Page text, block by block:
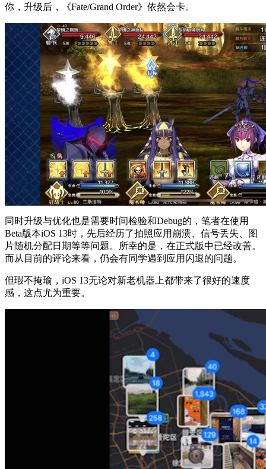
你，升级后，《Fate/Grand Order》依然会卡。
同时升级与优化也是需要时间检验和Debug的，笔者在使用
Beta版本iOS 13时，先后经历了拍照应用崩溃、信号丢失、图
片随机分配日期等等问题。所幸的是，在正式版中已经改善。
而从目前的评论来看，仍会有同学遇到应用闪退的问题。
但瑕不掩瑜，iOS 13无论对新老机器上都带来了很好的速度
感，这点尤为重要。